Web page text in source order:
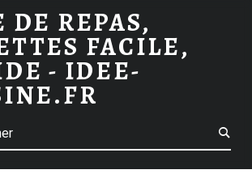
DE REPAS,
FACILE,
- IDEE-